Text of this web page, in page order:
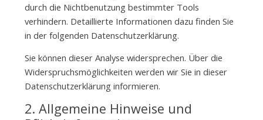
durch die Nichtbenutzung bestimmter Tools
verhindern. Detaillierte Informationen dazu finden Sie
in der folgenden Datenschutzerklärung.
Sie können dieser Analyse widersprechen. Über die
Widerspruchsmöglichkeiten werden wir Sie in dieser
Datenschutzerklärung informieren.
2. Allgemeine Hinweise und